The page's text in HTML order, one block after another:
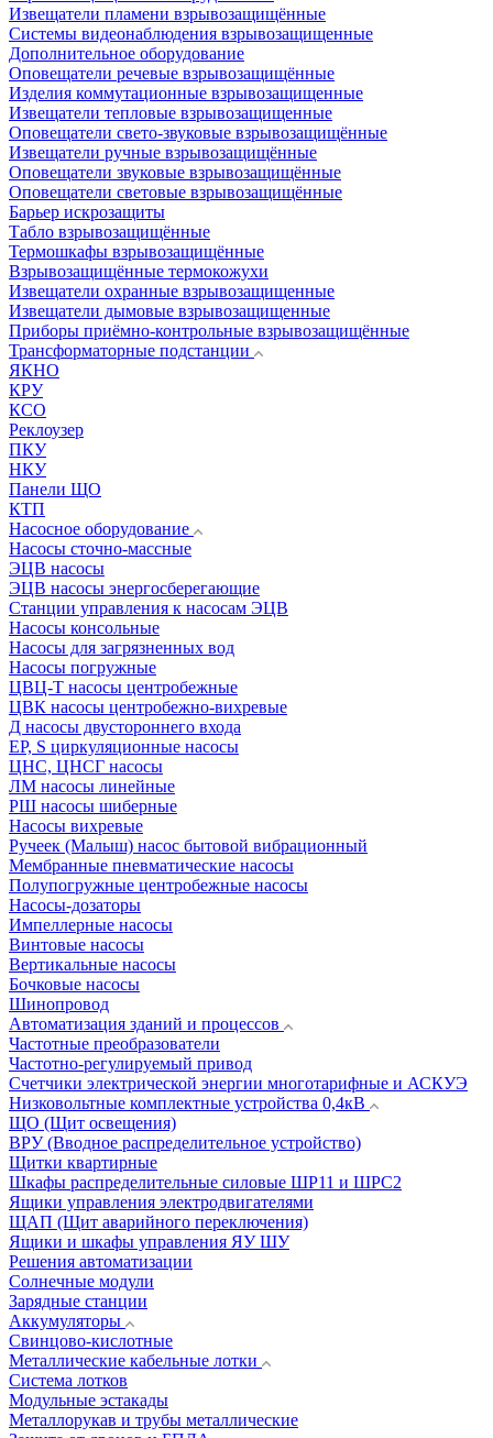
Извещатели пламени взрывозащищённые
Системы видеонаблюдения взрывозащищенные
Дополнительное оборудование
Оповещатели речевые взрывозащищённые
Изделия коммутационные взрывозащищенные
Извещатели тепловые взрывозащищенные
Оповещатели свето-звуковые взрывозащищённые
Извещатели ручные взрывозащищённые
Оповещатели звуковые взрывозащищённые
Оповещатели световые взрывозащищённые
Барьер искрозащиты
Табло взрывозащищённые
Термошкафы взрывозащищённые
Взрывозащищённые термокожухи
Извещатели охранные взрывозащищенные
Извещатели дымовые взрывозащищенные
Приборы приёмно-контрольные взрывозащищённые
Трансформаторные подстанции
ЯКНО
КРУ
КСО
Реклоузер
ПКУ
НКУ
Панели ЩО
КТП
Насосное оборудование
Насосы сточно-массные
ЭЦВ насосы
ЭЦВ насосы энергосберегающие
Станции управления к насосам ЭЦВ
Насосы консольные
Насосы для загрязненных вод
Насосы погружные
ЦВЦ-Т насосы центробежные
ЦВК насосы центробежно-вихревые
Д насосы двустороннего входа
EP, S циркуляционные насосы
ЦНС, ЦНСГ насосы
ЛМ насосы линейные
РШ насосы шиберные
Насосы вихревые
Ручеек (Малыш) насос бытовой вибрационный
Мембранные пневматические насосы
Полупогружные центробежные насосы
Насосы-дозаторы
Импеллерные насосы
Винтовые насосы
Вертикальные насосы
Бочковые насосы
Шинопровод
Автоматизация зданий и процессов
Частотные преобразователи
Частотно-регулируемый привод
Счетчики электрической энергии многотарифные и АСКУЭ
Низковольтные комплектные устройства 0,4кВ
ЩО (Щит освещения)
ВРУ (Вводное распределительное устройство)
Щитки квартирные
Шкафы распределительные силовые ШР11 и ШРС2
Ящики управления электродвигателями
ЩАП (Щит аварийного переключения)
Ящики и шкафы управления ЯУ ШУ
Решения автоматизации
Солнечные модули
Зарядные станции
Аккумуляторы
Свинцово-кислотные
Металлические кабельные лотки
Система лотков
Модульные эстакады
Металлорукав и трубы металлические